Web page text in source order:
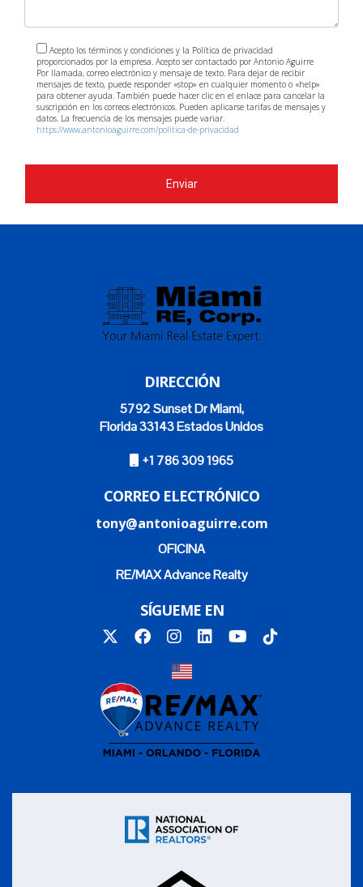
Acepto los términos y condiciones y la Política de privacidad
proporcionados por la empresa. Acepto ser contactado por Antonio Aguirre
Por llamada, correo electrónico y mensaje de texto. Para dejar de recibir
mensajes de texto, puede responder «stop» en cualquier momento o «help»
para obtener ayuda. También puede hacer clic en el enlace para cancelar la
suscripción en los correos electrónicos. Pueden aplicarse tarifas de mensajes y
datos. La frecuencia de los mensajes puede variar.
https://www.antonioaguirre.com/politica-de-privacidad
Enviar
DIRECCIÓN
5792 Sunset Dr Miami,
Florida 33143 Estados Unidos
+1 786 309 1965
CORREO ELECTRÓNICO
tony@antonioaguirre.com
OFICINA
RE/MAX Advance Realty
SÍGUEME EN